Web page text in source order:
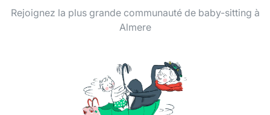
Rejoignez la plus grande communauté de baby-sitting à
Almere